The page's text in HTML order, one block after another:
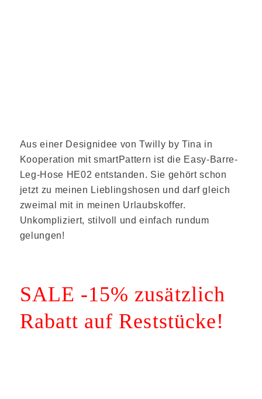
Aus einer Designidee von Twilly by Tina in
Kooperation mit smartPattern ist die Easy-Barre-
Leg-Hose HE02 entstanden. Sie gehört schon
jetzt zu meinen Lieblingshosen und darf gleich
zweimal mit in meinen Urlaubskoffer.
Unkompliziert, stilvoll und einfach rundum
gelungen!
SALE -15% zusätzlich
Rabatt auf Reststücke!